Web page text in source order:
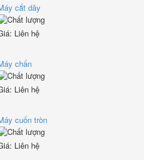
cắt dây
Liên hệ
chấn
Liên hệ
cuốn tròn
Liên hệ